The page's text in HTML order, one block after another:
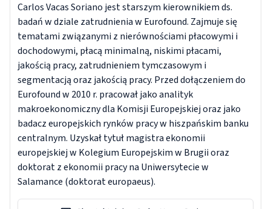
Carlos Vacas Soriano jest starszym kierownikiem ds.
badań w dziale zatrudnienia w Eurofound. Zajmuje się
tematami związanymi z nierównościami płacowymi i
dochodowymi, płacą minimalną, niskimi płacami,
jakością pracy, zatrudnieniem tymczasowym i
segmentacją oraz jakością pracy. Przed dołączeniem do
Eurofound w 2010 r. pracował jako analityk
makroekonomiczny dla Komisji Europejskiej oraz jako
badacz europejskich rynków pracy w hiszpańskim banku
centralnym. Uzyskał tytuł magistra ekonomii
europejskiej w Kolegium Europejskim w Brugii oraz
doktorat z ekonomii pracy na Uniwersytecie w
Salamance (doktorat europaeus).